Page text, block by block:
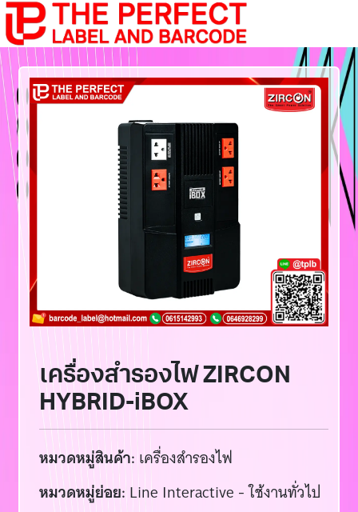
เครื่องสำรองไฟ ZIRCON
HYBRID-iBOX
หมวดหมู่สินค้า: เครื่องสำรองไฟ
หมวดหมู่ย่อย: Line Interactive - ใช้งานทั่วไป